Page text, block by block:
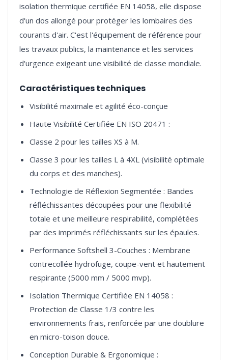
isolation thermique certifiée EN 14058, elle dispose
d'un dos allongé pour protéger les lombaires des
courants d'air. C'est l'équipement de référence pour
les travaux publics, la maintenance et les services
Caractéristiques techniques
Visibilité maximale et agilité éco-conçue
Haute Visibilité Certifiée EN ISO 20471 :
Classe 2 pour les tailles XS à M.
Classe 3 pour les tailles L à 4XL (visibilité optimale
du corps et des manches).
Technologie de Réflexion Segmentée : Bandes
réfléchissantes découpées pour une flexibilité
totale et une meilleure respirabilité, complétées
par des imprimés réfléchissants sur les épaules.
Performance Softshell 3-Couches : Membrane
contrecollée hydrofuge, coupe-vent et hautement
respirante (5000 mm / 5000 mvp).
Isolation Thermique Certifiée EN 14058 :
Protection de Classe 1/3 contre les
environnements frais, renforcée par une doublure
en micro-toison douce.
Conception Durable & Ergonomique :